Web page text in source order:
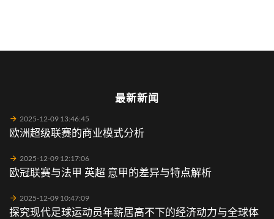
最新新闻
2025-12-09 13:46:45
欧洲超级联赛的商业模式分析
2025-12-09 12:17:06
欧冠联赛与法甲 英超 意甲的差异与特点解析
2025-12-09 10:47:09
探究现代足球运动员年薪居高不下的经济动力与全球体